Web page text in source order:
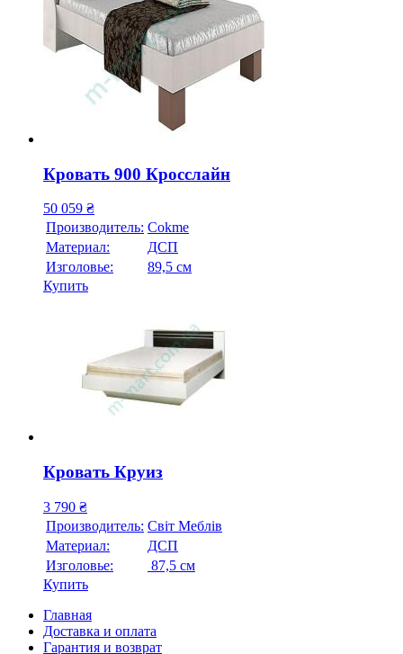
Кровать 900 Кросслайн
50 059 ₴
Производитель: Cokme
Материал:
ДСП
Изголовье:
89,5 см
Купить
Кровать Круиз
3 790 ₴
Производитель: Свiт Меблiв
Материал:
ДСП
Изголовье:
87,5 см
Купить
Главная
Доставка и оплата
Гарантия и возврат